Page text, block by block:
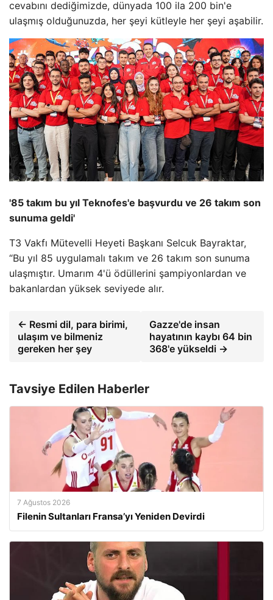
cevabını dediğimizde, dünyada 100 ila 200 bin'e
ulaşmış olduğunuzda, her şeyi kütleyle her şeyi aşabilir.
'85 takım bu yıl Teknofes'e başvurdu ve 26 takım son
sunuma geldi'
T3 Vakfı Mütevelli Heyeti Başkanı Selcuk Bayraktar,
“Bu yıl 85 uygulamalı takım ve 26 takım son sunuma
ulaşmıştır. Umarım 4'ü ödüllerini şampiyonlardan ve
bakanlardan yüksek seviyede alır.
← Resmi dil, para birimi,
ulaşım ve bilmeniz
gereken her şey
Gazze'de insan
hayatının kaybı 64 bin
368'e yükseldi →
Tavsiye Edilen Haberler
7 Ağustos 2026
Filenin Sultanları Fransa’yı Yeniden Devirdi